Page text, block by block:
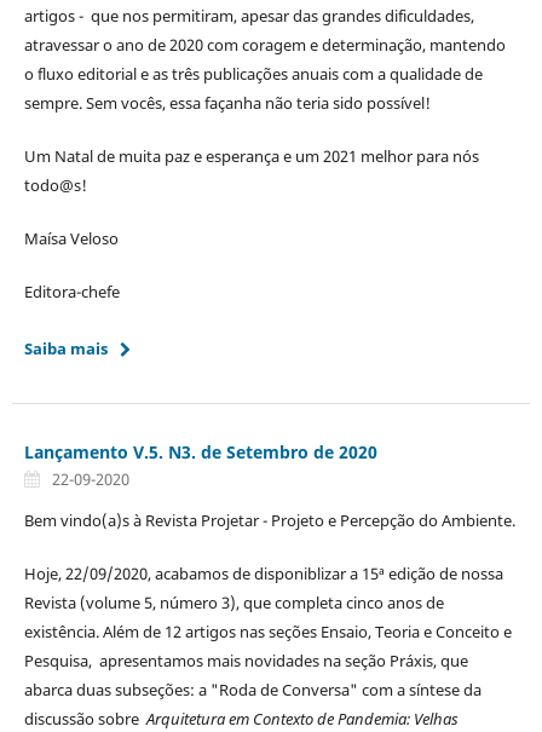
artigos - que nos permitiram, apesar das grandes dificuldades,
atravessar o ano de 2020 com coragem e determinação, mantendo
o fluxo editorial e as três publicações anuais com a qualidade de
sempre. Sem vocês, essa façanha não teria sido possível!
Um Natal de muita paz e esperança e um 2021 melhor para nós
todo@s!
Maísa Veloso
Editora-chefe
Saiba mais
Lançamento V.5. N3. de Setembro de 2020
22-09-2020
Bem vindo(a)s à Revista Projetar - Projeto e Percepção do Ambiente.
Hoje, 22/09/2020, acabamos de disponiblizar a 15ª edição de nossa
Revista (volume 5, número 3), que completa cinco anos de
existência. Além de 12 artigos nas seções Ensaio, Teoria e Conceito e
Pesquisa, apresentamos mais novidades na seção Práxis, que
abarca duas subseções: a "Roda de Conversa" com a síntese da
discussão sobreArquitetura em Contexto de Pandemia: Velhas